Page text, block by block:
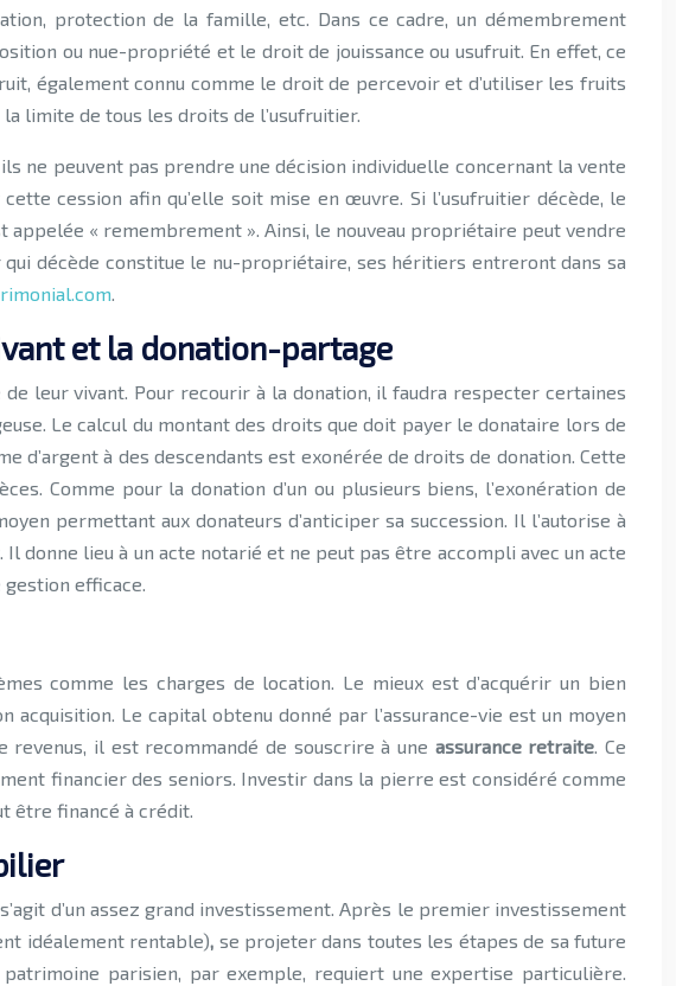
protection de la famille, etc. Dans ce cadre, un démembrement
ou nue-propriété et le droit de jouissance ou usufruit. En effet, ce
également connu comme le droit de percevoir et d’utiliser les fruits
limite de tous les droits de l’usufruitier.
ne peuvent pas prendre une décision individuelle concernant la vente
cession afin qu’elle soit mise en œuvre. Si l’usufruitier décède, le
« remembrement ». Ainsi, le nouveau propriétaire peut vendre
décède constitue le nu-propriétaire, ses héritiers entreront dans sa
.
et la donation-partage
leur vivant. Pour recourir à la donation, il faudra respecter certaines
Le calcul du montant des droits que doit payer le donataire lors de
d’argent à des descendants est exonérée de droits de donation. Cette
Comme pour la donation d’un ou plusieurs biens, l’exonération de
permettant aux donateurs d’anticiper sa succession. Il l’autorise à
donne lieu à un acte notarié et ne peut pas être accompli avec un acte
efficace.
comme les charges de location. Le mieux est d’acquérir un bien
Le capital obtenu donné par l’assurance-vie est un moyen
il est recommandé de souscrire à une assurance retraite. Ce
financier des seniors. Investir dans la pierre est considéré comme
être financé à crédit.
d’un assez grand investissement. Après le premier investissement
idéalement rentable), se projeter dans toutes les étapes de sa future
parisien, par exemple, requiert une expertise particulière.